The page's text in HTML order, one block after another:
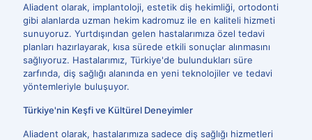
Aliadent olarak, implantoloji, estetik diş hekimliği, ortodonti
gibi alanlarda uzman hekim kadromuz ile en kaliteli hizmeti
sunuyoruz. Yurtdışından gelen hastalarımıza özel tedavi
planları hazırlayarak, kısa sürede etkili sonuçlar alınmasını
sağlıyoruz. Hastalarımız, Türkiye'de bulundukları süre
zarfında, diş sağlığı alanında en yeni teknolojiler ve tedavi
yöntemleriyle buluşuyor.
Türkiye'nin Keşfi ve Kültürel Deneyimler
Aliadent olarak, hastalarımıza sadece diş sağlığı hizmetleri